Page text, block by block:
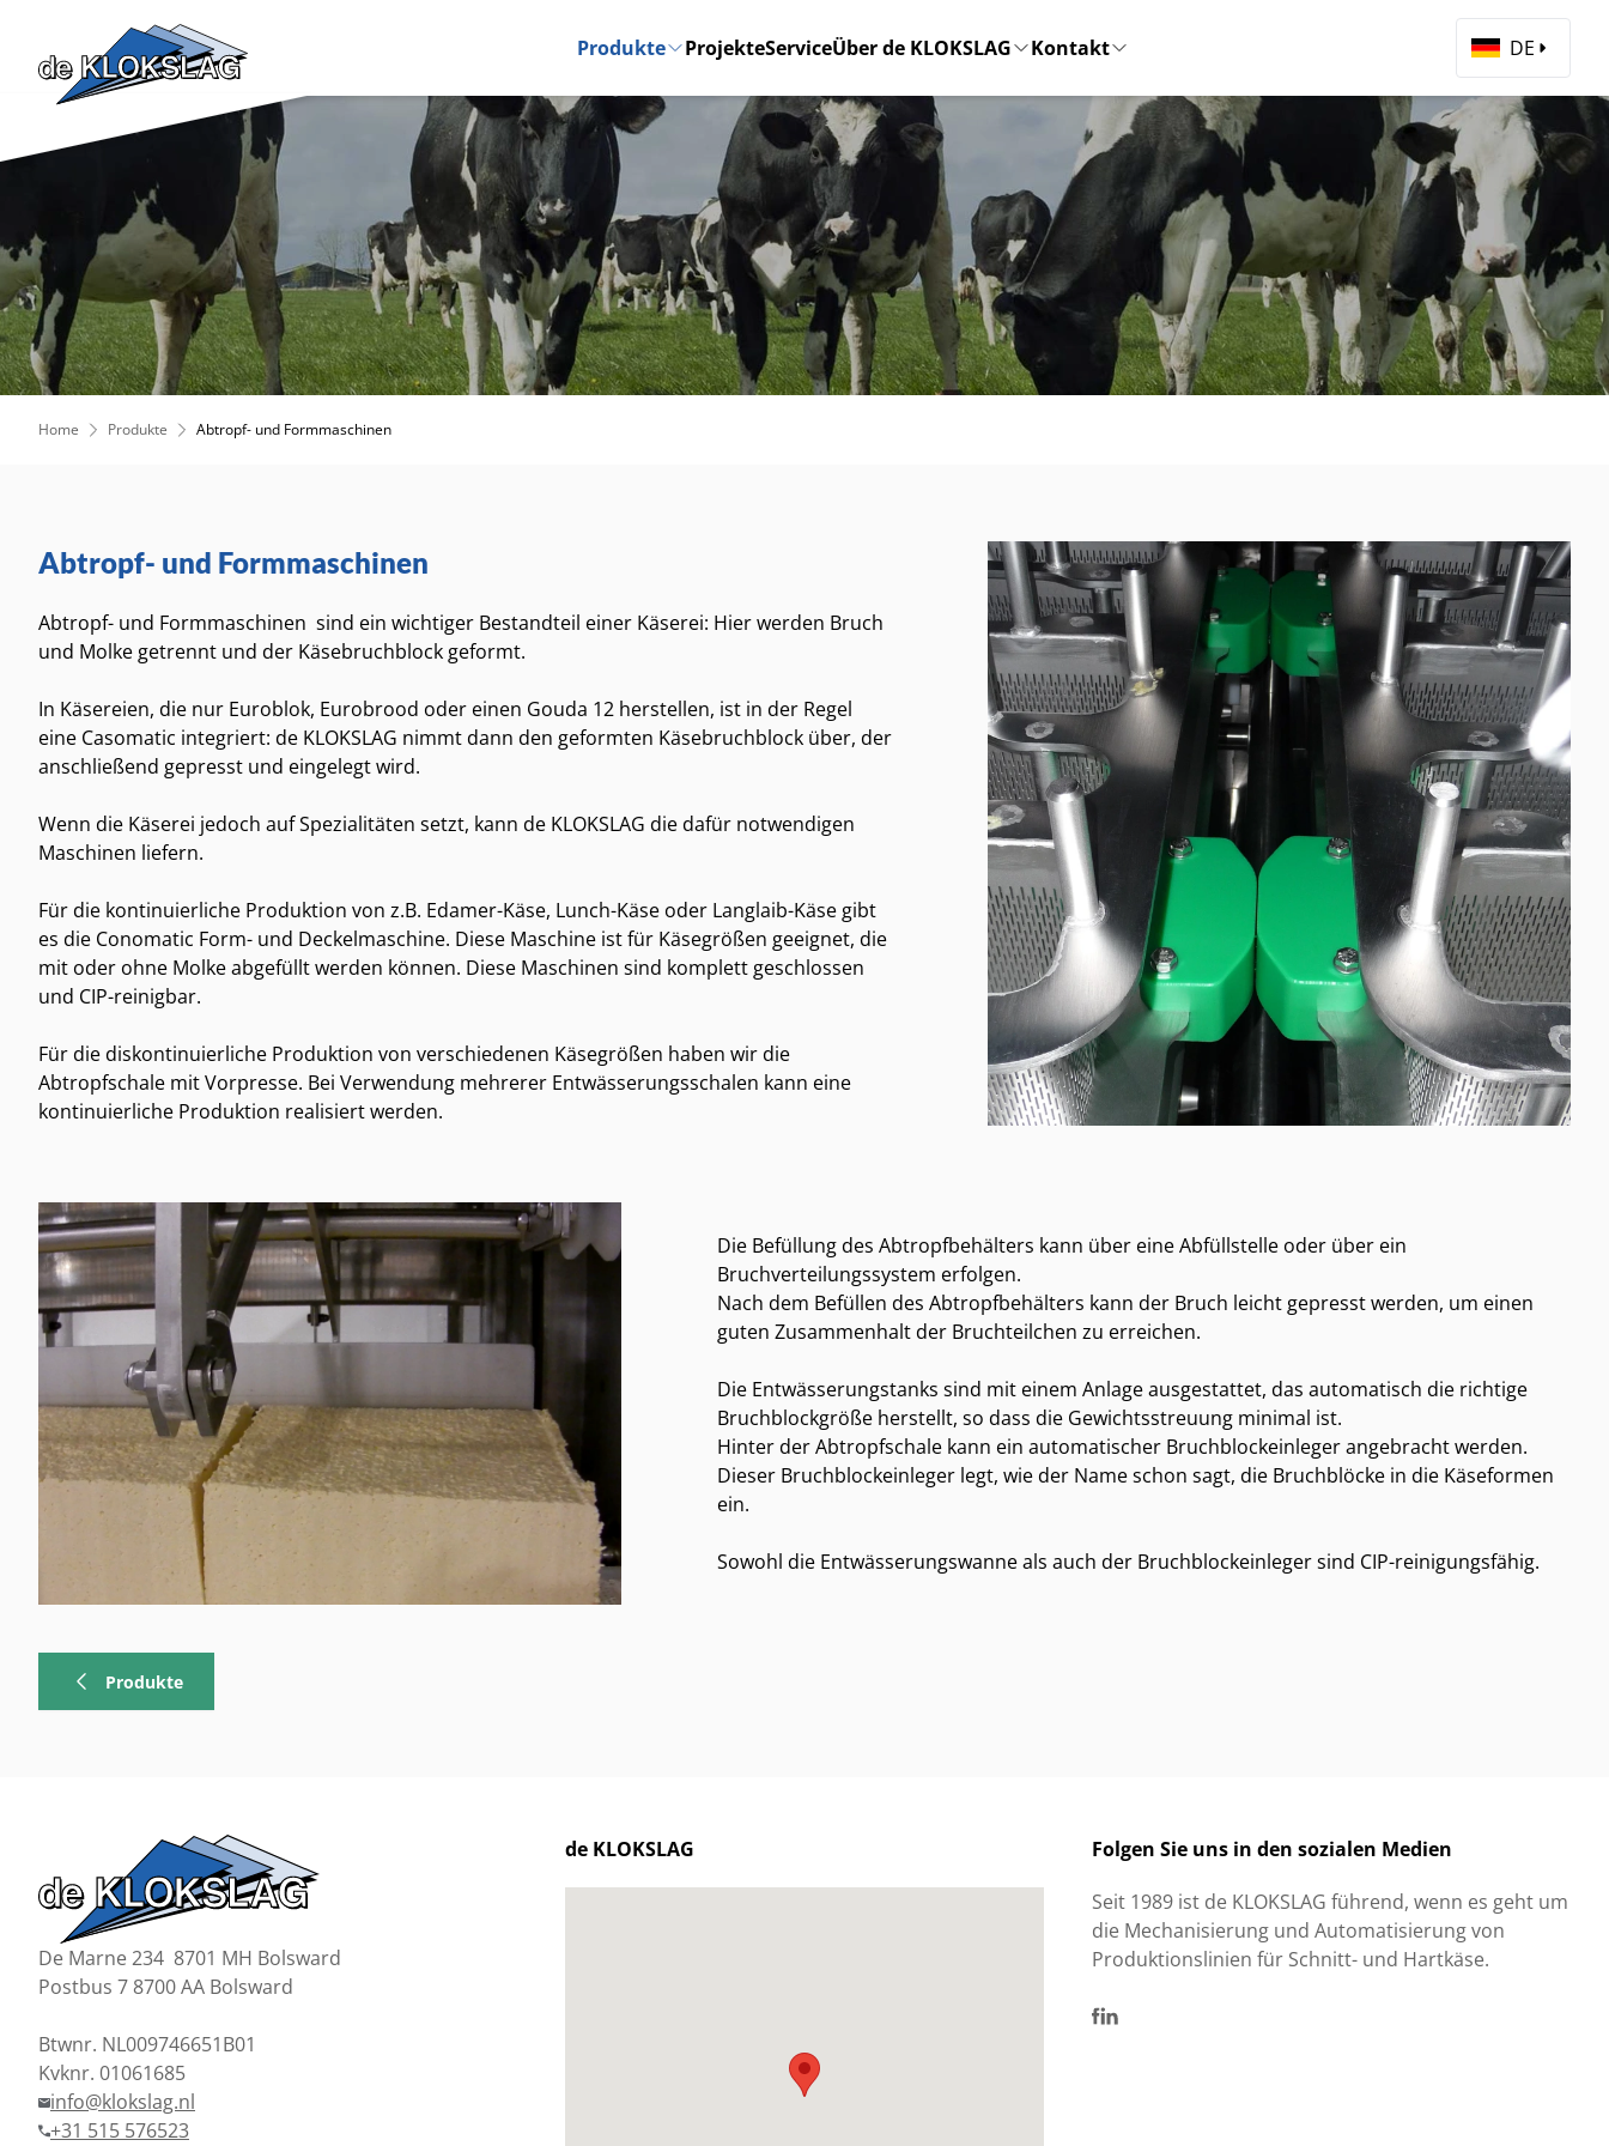
Produkte ProjekteServiceÜber de KLOKSLAG Kontakt DE
Home Produkte Abtropf- und Formmaschinen
Abtropf- und Formmaschinen
Abtropf- und Formmaschinen sind ein wichtiger Bestandteil einer Käserei: Hier werden Bruch
und Molke getrennt und der Käsebruchblock geformt.
In Käsereien, die nur Euroblok, Eurobrood oder einen Gouda 12 herstellen, ist in der Regel
eine Casomatic integriert: de KLOKSLAG nimmt dann den geformten Käsebruchblock über, der
anschließend gepresst und eingelegt wird.
Wenn die Käserei jedoch auf Spezialitäten setzt, kann de KLOKSLAG die dafür notwendigen
Maschinen liefern.
Für die kontinuierliche Produktion von z.B. Edamer-Käse, Lunch-Käse oder Langlaib-Käse gibt
es die Conomatic Form- und Deckelmaschine. Diese Maschine ist für Käsegrößen geeignet, die
mit oder ohne Molke abgefüllt werden können. Diese Maschinen sind komplett geschlossen
und CIP-reinigbar.
Für die diskontinuierliche Produktion von verschiedenen Käsegrößen haben wir die
Abtropfschale mit Vorpresse. Bei Verwendung mehrerer Entwässerungsschalen kann eine
kontinuierliche Produktion realisiert werden.
Die Befüllung des Abtropfbehälters kann über eine Abfüllstelle oder über ein
Bruchverteilungssystem erfolgen.
Nach dem Befüllen des Abtropfbehälters kann der Bruch leicht gepresst werden, um einen
guten Zusammenhalt der Bruchteilchen zu erreichen.
Die Entwässerungstanks sind mit einem Anlage ausgestattet, das automatisch die richtige
Bruchblockgröße herstellt, so dass die Gewichtsstreuung minimal ist.
Hinter der Abtropfschale kann ein automatischer Bruchblockeinleger angebracht werden.
Dieser Bruchblockeinleger legt, wie der Name schon sagt, die Bruchblöcke in die Käseformen
ein.
Sowohl die Entwässerungswanne als auch der Bruchblockeinleger sind CIP-reinigungsfähig.
Produkte
De Marne 234 8701 MH Bolsward
Postbus 7 8700 AA Bolsward
Btwnr. NL009746651B01
Kvknr. 01061685
info@klokslag.nl
+31 515 576523
de KLOKSLAG
Folgen Sie uns in den sozialen Medien
Seit 1989 ist de KLOKSLAG führend, wenn es geht um
die Mechanisierung und Automatisierung von
Produktionslinien für Schnitt- und Hartkäse.